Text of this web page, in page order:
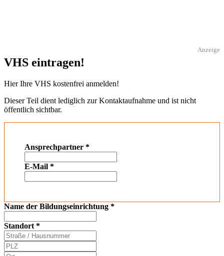
Anzeige
VHS eintragen!
Hier Ihre VHS kostenfrei anmelden!
Dieser Teil dient lediglich zur Kontaktaufnahme und ist nicht
öffentlich sichtbar.
Ansprechpartner *
E-Mail *
Name der Bildungseinrichtung *
Standort *